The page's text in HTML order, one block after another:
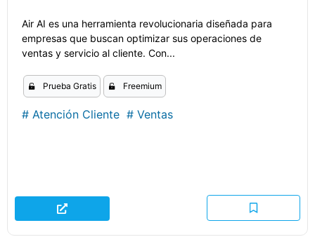
Air AI es una herramienta revolucionaria diseñada para
empresas que buscan optimizar sus operaciones de
ventas y servicio al cliente. Con...
Prueba Gratis Freemium
# Atención Cliente # Ventas